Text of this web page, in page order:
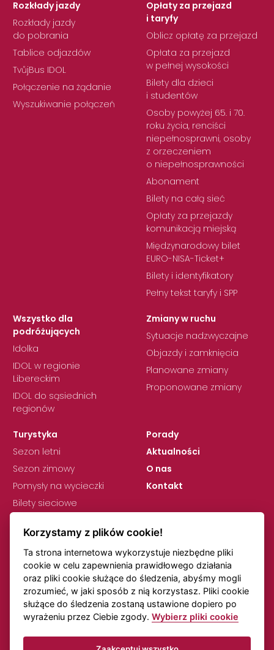
Rozkłady jazdy
Rozkłady jazdy
do pobrania
Tablice odjazdów
TvůjBus IDOL
Połączenie na żądanie
Wyszukiwanie połączeń
Opłaty za przejazd
i taryfy
Oblicz opłatę za przejazd
Opłata za przejazd
w pełnej wysokości
Bilety dla dzieci
i studentów
Osoby powyżej 65. i 70.
roku życia, renciści
niepełnosprawni, osoby
z orzeczeniem
o niepełnosprawności
Abonament
Bilety na całą sieć
Opłaty za przejazdy
komunikacją miejską
Międzynarodowy bilet
EURO-NISA-Ticket+
Bilety i identyfikatory
Pełny tekst taryfy i SPP
Wszystko dla
podróżujących
Idolka
IDOL w regionie
Libereckim
IDOL do sąsiednich
regionów
Zmiany w ruchu
Sytuacje nadzwyczajne
Objazdy i zamknięcia
Planowane zmiany
Proponowane zmiany
Turystyka
Sezon letni
Sezon zimowy
Pomysły na wycieczki
Bilety sieciowe
Porady
Aktualności
O nas
Kontakt
RODO
Ustawienia plików cookie
Uwagi dotyczące rozkładów jazdy
Transport online
Korzystamy z plików cookie!
Ta strona internetowa wykorzystuje niezbędne pliki
cookie w celu zapewnienia prawidłowego działania
oraz pliki cookie służące do śledzenia, abyśmy mogli
zrozumieć, w jaki sposób z nią korzystasz. Pliki cookie
służące do śledzenia zostaną ustawione dopiero po
wyrażeniu przez Ciebie zgody.Wybierz pliki cookie